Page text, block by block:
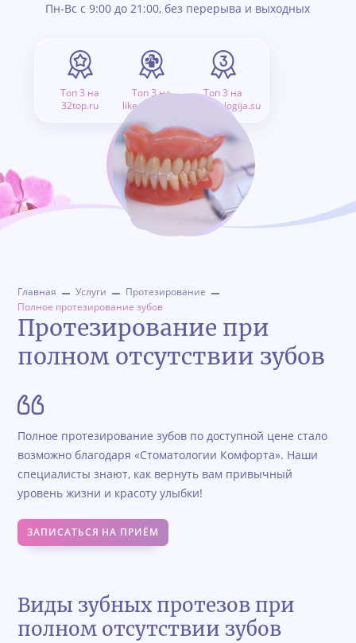
Пн-Вс с 9:00 до 21:00, без перерыва и выходных
Топ 3 на
32top.ru
Топ 3 на
like.doctor.ru
Топ 3 на
stomatologija.su
Главная Услуги
Протезирование
Полное протезирование зубов
Протезирование при
полном отсутствии зубов
Полное протезирование зубов по доступной цене стало
возможно благодаря «Стоматологии Комфорта». Наши
специалисты знают, как вернуть вам привычный
уровень жизни и красоту улыбки!
ЗАПИСАТЬСЯ НА ПРИЁМ
Виды зубных протезов при
полном отсутствии зубов